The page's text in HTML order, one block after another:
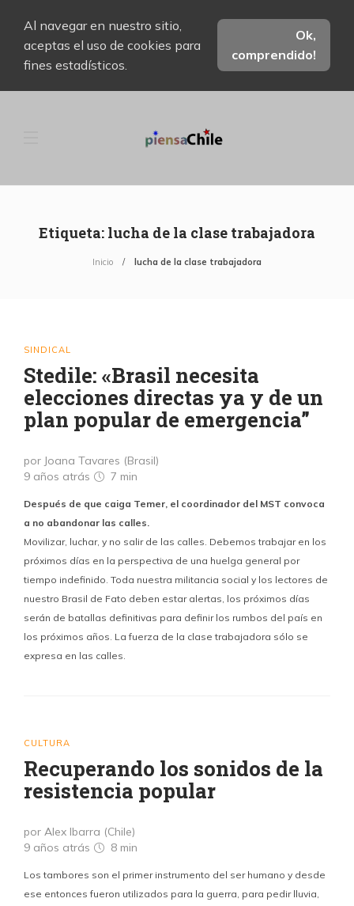
Al navegar en nuestro sitio,
aceptas el uso de cookies para
fines estadísticos.
Ok,
comprendido!
Etiqueta: lucha de la clase trabajadora
Inicio lucha de la clase trabajadora
SINDICAL
Stedile: «Brasil necesita
elecciones directas ya y de un
plan popular de emergencia”
por Joana Tavares (Brasil)
9 años atrás
7 min
Después de que caiga Temer, el coordinador del MST convoca
a no abandonar las calles.
Movilizar, luchar, y no salir de las calles. Debemos trabajar en los
próximos días en la perspectiva de una huelga general por
tiempo indefinido. Toda nuestra militancia social y los lectores de
nuestro Brasil de Fato deben estar alertas, los próximos días
serán de batallas definitivas para definir los rumbos del país en
los próximos años. La fuerza de la clase trabajadora sólo se
expresa en las calles.
CULTURA
Recuperando los sonidos de la
resistencia popular
por Alex Ibarra (Chile)
9 años atrás
8 min
Los tambores son el primer instrumento del ser humano y desde
ese entonces fueron utilizados para la guerra, para pedir lluvia,